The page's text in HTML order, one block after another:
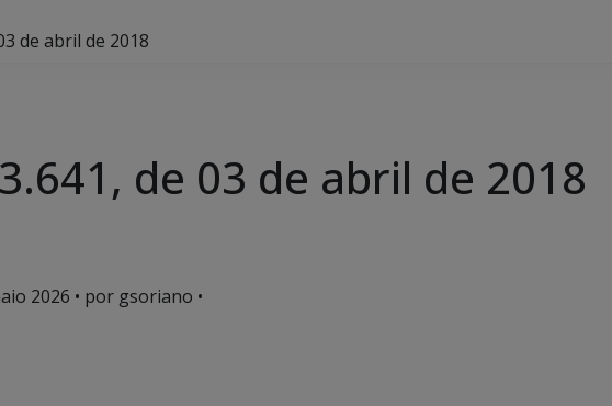
de abril de 2018
de 03 de abril de 2018
2026 • por gsoriano •